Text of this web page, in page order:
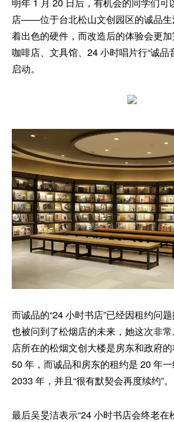
明年 1 月 20 日后，有机会的同学们可
店——位于台北松山文创园区的诚品生
着出色的硬件，而改造后的体验会更加
咖啡店、文具馆、24 小时唱片行“诚品
启动。
而诚品的“24 小时书店”已经因租约问
也被问到了松烟店的未来，她这次非
店所在的松烟文创大楼是房东和政府
50 年，而诚品和房东的租约是 20 年
2033 年，并且“很有默契会再度续约”。
最后吴旻洁表示“24 小时书店会终老在